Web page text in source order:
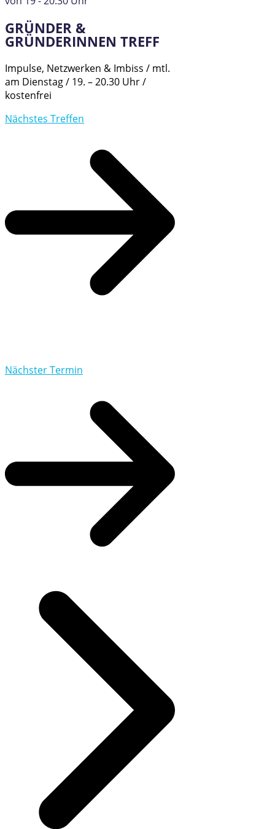
GRÜNDER &
GRÜNDERINNEN TREFF
Impulse, Netzwerken & Imbiss / mtl.
am Dienstag / 19. – 20.30 Uhr /
kostenfrei
Nächstes Treffen
Nächster Termin